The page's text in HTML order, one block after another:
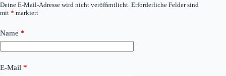
Deine E-Mail-Adresse wird nicht veröffentlicht. Erforderliche Felder sind
mit * markiert
Name *
E-Mail *